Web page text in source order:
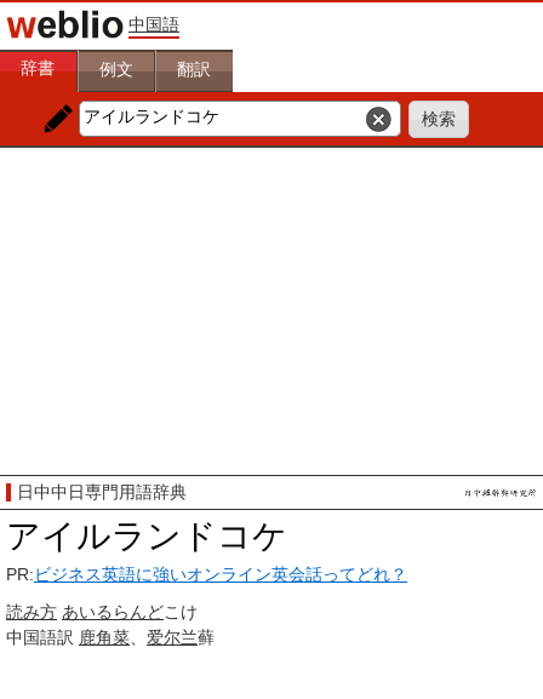
中国語
辞書 例文 翻訳
日中中日専門用語辞典
アイルランドコケ
PR:ビジネス英語に強いオンライン英会話ってどれ？
読み方 あいるらんどこけ
中国語訳 鹿角菜 爱尔兰藓